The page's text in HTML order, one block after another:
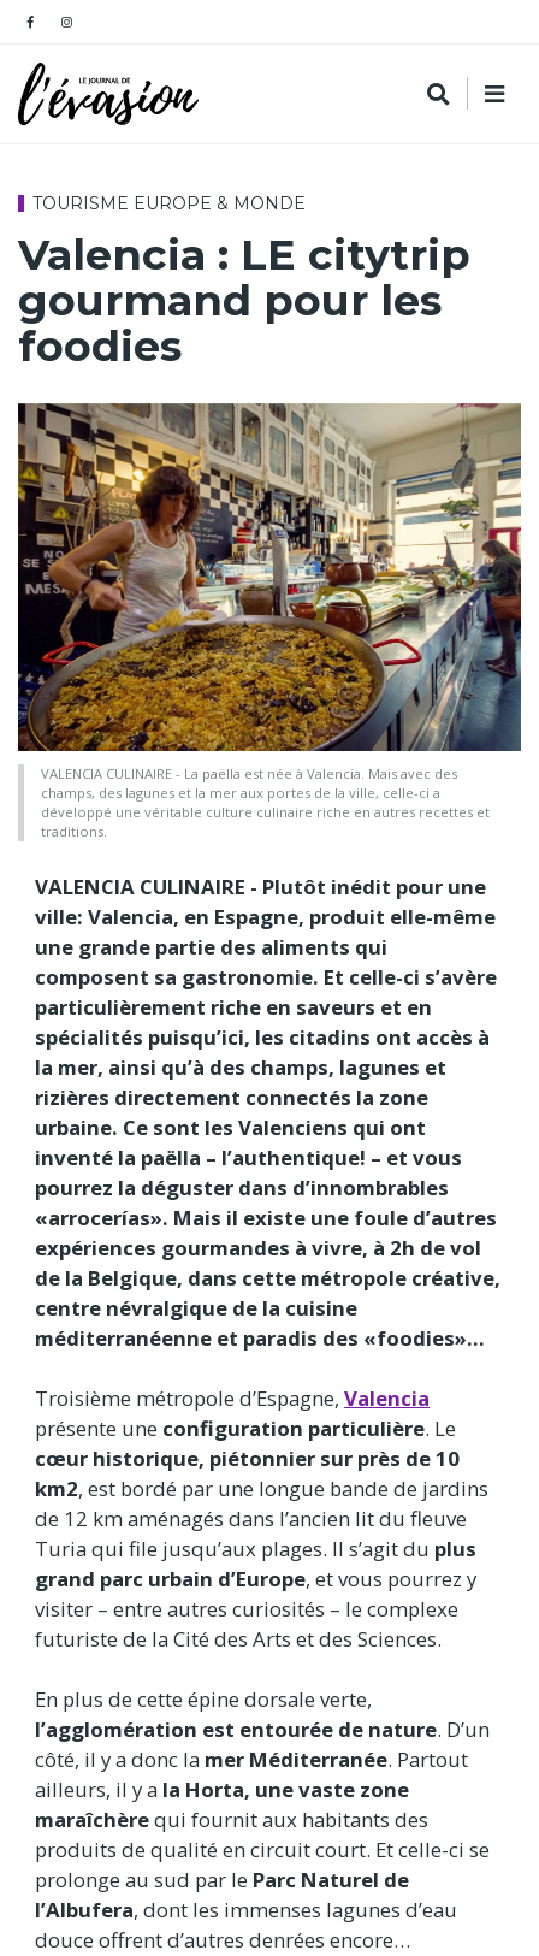
TOURISME EUROPE & MONDE
Valencia : LE citytrip
gourmand pour les
foodies
VALENCIA CULINAIRE - La paëlla est née à Valencia. Mais avec des
champs, des lagunes et la mer aux portes de la ville, celle-ci a
développé une véritable culture culinaire riche en autres recettes et
traditions.
VALENCIA CULINAIRE - Plutôt inédit pour une
ville: Valencia, en Espagne, produit elle-même
une grande partie des aliments qui
composent sa gastronomie. Et celle-ci s’avère
particulièrement riche en saveurs et en
spécialités puisqu’ici, les citadins ont accès à
la mer, ainsi qu’à des champs, lagunes et
rizières directement connectés la zone
urbaine. Ce sont les Valenciens qui ont
inventé la paëlla – l’authentique! – et vous
pourrez la déguster dans d’innombrables
«arrocerías». Mais il existe une foule d’autres
expériences gourmandes à vivre, à 2h de vol
de la Belgique, dans cette métropole créative,
centre névralgique de la cuisine
méditerranéenne et paradis des «foodies»…
Troisième métropole d’Espagne, Valencia
présente une configuration particulière. Le
cœur historique, piétonnier sur près de 10
km2, est bordé par une longue bande de jardins
de 12 km aménagés dans l’ancien lit du fleuve
Turia qui file jusqu’aux plages. Il s’agit du plus
grand parc urbain d’Europe, et vous pourrez y
visiter – entre autres curiosités – le complexe
futuriste de la Cité des Arts et des Sciences.
En plus de cette épine dorsale verte,
l’agglomération est entourée de nature. D’un
côté, il y a donc la mer Méditerranée. Partout
ailleurs, il y a la Horta, une vaste zone
maraîchèrequi fournit aux habitants des
produits de qualité en circuit court. Et celle-ci se
prolonge au sud par le Parc Naturel de
l’Albufera, dont les immenses lagunes d’eau
douce offrent d’autres denrées encore…